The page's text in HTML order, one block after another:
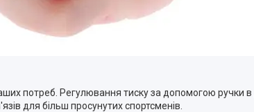
потреб. Регулювання тиску за допомогою ручки в
для більш просунутих спортсменів.